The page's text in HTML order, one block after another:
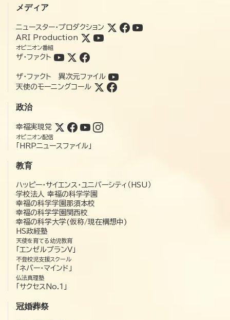
メディア
ニュースター・プロダクション
ARI Production
オピニオン番組
ザ・ファクト
ザ・ファクト 異次元ファイル
天使のモーニングコール
政治
幸福実現党
オピニオン配信
「HRPニュースファイル」
教育
ハッピー・サイエンス・ユニバーシティ（HSU）
学校法人 幸福の科学学園
幸福の科学学園那須本校
幸福の科学学園関西校
幸福の科学大学(仮称/現在構想中)
HS政経塾
天使を育てる幼児教育
「エンゼルプランV」
不登校児支援スクール
「ネバー・マインド」
仏法真理塾
「サクセスNo.1」
冠婚葬祭